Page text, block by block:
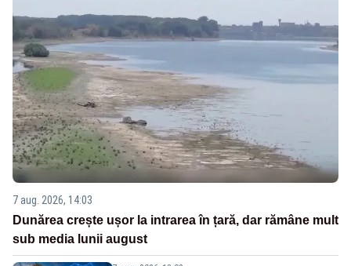
7 aug. 2026, 14:03
Dunărea crește ușor la intrarea în țară, dar rămâne mult
sub media lunii august